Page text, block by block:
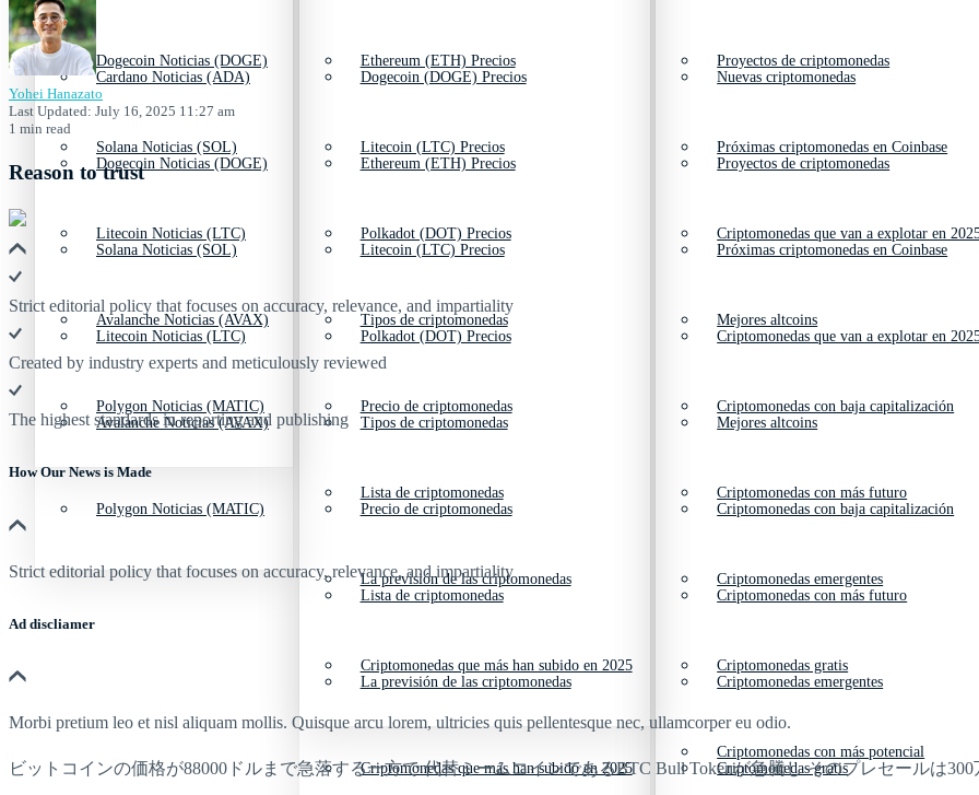
Dogecoin Noticias (DOGE)
Solana Noticias (SOL)
Litecoin Noticias (LTC)
Avalanche Noticias (AVAX)
Polygon Noticias (MATIC)
Ethereum (ETH) Precios
Litecoin (LTC) Precios
Polkadot (DOT) Precios
Tipos de criptomonedas
Precio de criptomonedas
Lista de criptomonedas
La previsión de las criptomonedas
Criptomonedas que más han subido en 2025
Proyectos de criptomonedas
Próximas criptomonedas en Coinbase
Criptomonedas que van a explotar en
Mejores altcoins
Criptomonedas con baja capitalización
Criptomonedas con más futuro
Criptomonedas emergentes
Criptomonedas gratis
Criptomonedas con más potencial
Cardano Noticias (ADA)
Dogecoin Noticias (DOGE)
Solana Noticias (SOL)
Litecoin Noticias (LTC)
Avalanche Noticias (AVAX)
Polygon Noticias (MATIC)
Dogecoin (DOGE) Precios
Ethereum (ETH) Precios
Litecoin (LTC) Precios
Polkadot (DOT) Precios
Tipos de criptomonedas
Precio de criptomonedas
Lista de criptomonedas
La previsión de las criptomonedas
Criptomonedas que más han subido en 2025
Nuevas criptomonedas
Proyectos de criptomonedas
Próximas criptomonedas en Coinbase
Criptomonedas que van a explotar en
Mejores altcoins
Criptomonedas con baja capitalización
Criptomonedas con más futuro
Criptomonedas emergentes
Criptomonedas gratis
Yohei Hanazato
Last Updated: July 16, 2025 11:27 am
1 min read
Reason to trust
Strict editorial policy that focuses on accuracy, relevance, and impartiality
Created by industry experts and meticulously reviewed
The highest standards in reporting and publishing
How Our News is Made
Strict editorial policy that focuses on accuracy, relevance, and impartiality
Ad discliamer
Morbi pretium leo et nisl aliquam mollis. Quisque arcu lorem, ultricies quis pellentesque nec, ullamcorper eu odio.
ビットコインの価格が88000ドルまで急落する一方で 代替ミームコインであるBTC Bull Tokenが急騰し そのプレセールは